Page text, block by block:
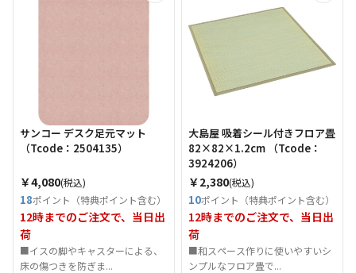
サンコー デスク足元マット
（Tcode：2504135）
￥4,080(税込)
18ポイント（特典ポイント含む）
12時までのご注文で、当日出
荷
■イスの脚やキャスターによる、
床の傷つきを防ぎま...
大島屋 吸着シール付きフロア畳
82×82×1.2cm （Tcode：
3924206）
￥2,380(税込)
10ポイント（特典ポイント含む）
12時までのご注文で、当日出
荷
■和スペース作りに使いやすいシ
ンプルなフロア畳で...